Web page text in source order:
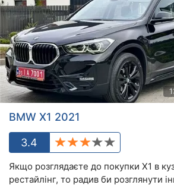
BMW X1 2021
3.4
Якщо розглядаєте до покупки X1 в
рестайлінг, то радив би розглянути